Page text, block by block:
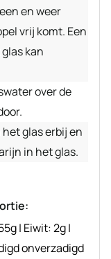
en weer
vrij komt. Een
kan
over de
glas erbij en
in het glas.
g| Eiwit:2g|
onverzadigd